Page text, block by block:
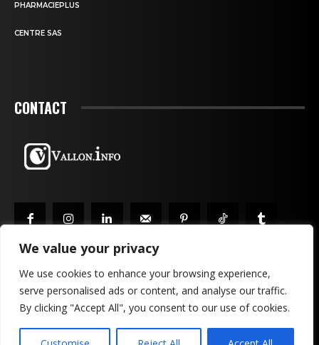
We value your privacy
We use cookies to enhance your browsing experience,
serve personalised ads or content, and analyse our traffic.
By clicking "Accept All", you consent to our use of cookies.
PHARMACIEPLUS
CENTRE SAS
CONTACT
MENTIONS LÉGALES & CONFIDENTIALITÉ PUBLICITÉ
CONTACTEZ-NOUS!